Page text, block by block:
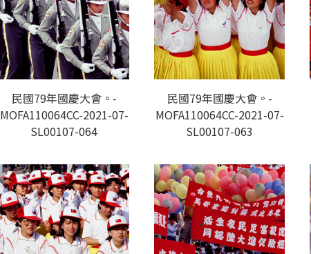
民國79年國慶大會。-
MOFA110064CC-2021-07-
SL00107-064
民國79年國慶大會。-
MOFA110064CC-2021-07-
SL00107-063